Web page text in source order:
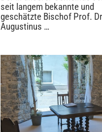
seit langem bekannte und
geschätzte Bischof Prof.
Augustinus …